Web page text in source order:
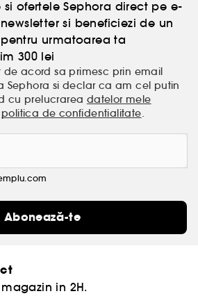
si ofertele Sephora direct pe e-
si beneficiezi de un
urmatoarea ta
300 lei
de acord sa primesc prin email
Sephora si declar ca am cel putin
cu prelucrarea datelor mele
politica de confidentialitate.
Abonează-te
in 2H.